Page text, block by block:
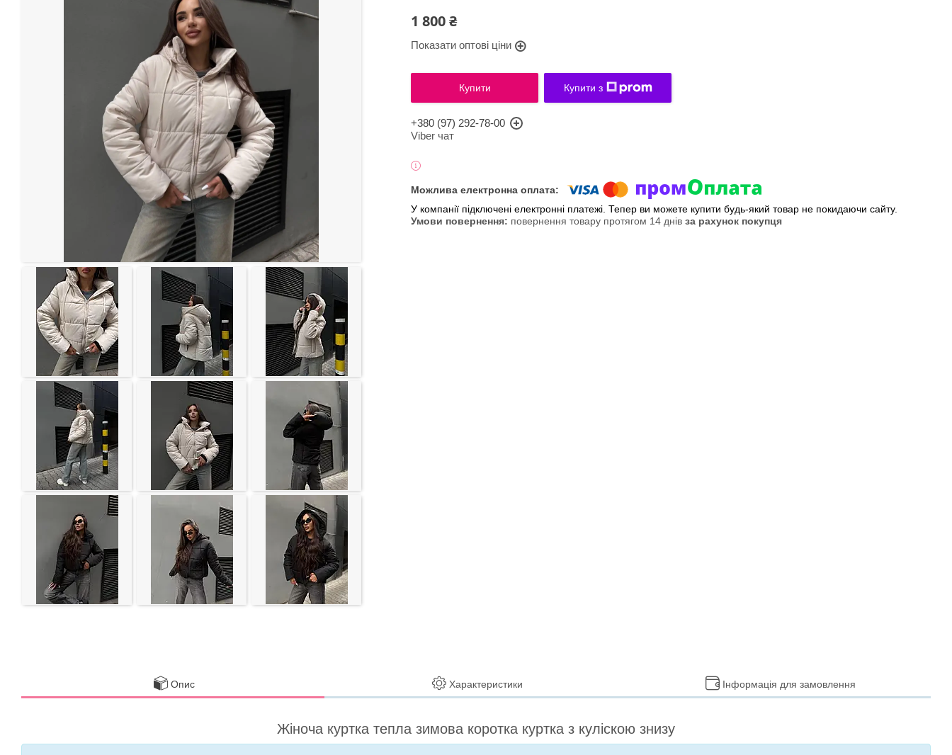
1 800 ₴
Показати оптові ціни
Купити Купити з
+380 (97) 292-78-00
Viber чат
У компанії підключені електронні платежі. Тепер ви можете купити будь-який товар не покидаючи сайту.
повернення товару протягом 14 днів за рахунок покупця
Опис Характеристики Інформація для замовлення
Жіноча куртка тепла зимова коротка куртка з куліскою знизу